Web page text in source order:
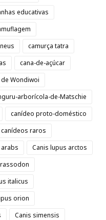
educativas
camurça tatra
cana-de-açúcar
Wondiwoi
arborícola-de-Matschie
canídeo proto-doméstico
canídeos raros
Canis lupus arctos
italicus
orion
Canis simensis